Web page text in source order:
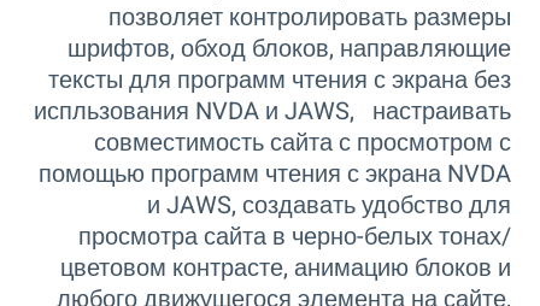
позволяет контролировать размеры
шрифтов, обход блоков, направляющие
тексты для программ чтения с экрана без
испльзования NVDA и JAWS, настраивать
совместимость сайта с просмотром с
помощью программ чтения с экрана NVDA
и JAWS, создавать удобство для
просмотра сайта в черно-белых тонах/
цветовом контрасте, анимацию блоков и